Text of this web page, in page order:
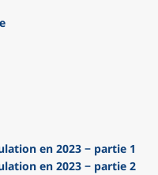
en 2023 − partie 1
en 2023 − partie 2